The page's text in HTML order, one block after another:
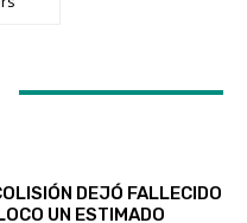
DEJÓ FALLECIDO
UN ESTIMADO